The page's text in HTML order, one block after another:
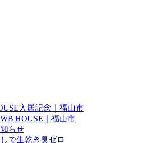
入居記念｜福山市
HOUSE｜福山市
らせ
で生乾き臭ゼロ